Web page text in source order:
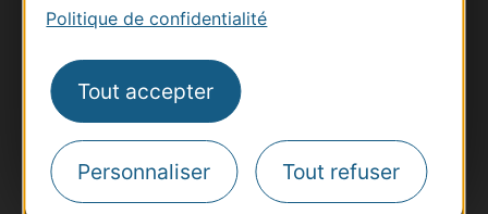
Politique de confidentialité
Tout accepter
Personnaliser Tout refuser
Thermalisme
Business/Mice
Pros d'Occitanie
Site presse et d'influence